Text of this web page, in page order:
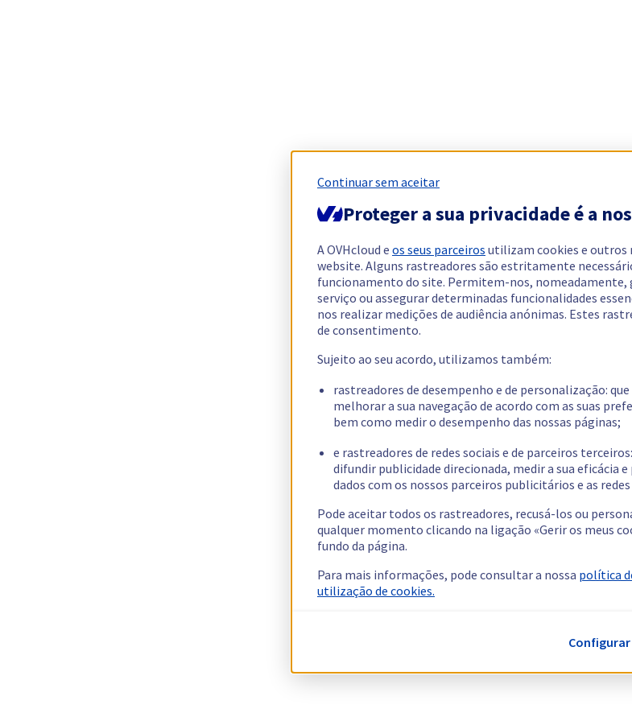
Continuar sem aceitar
Proteger a sua privacidade é a
A OVHcloud e os seus parceiros utilizam cookies e outros
website. Alguns rastreadores são estritamente
funcionamento do site. Permitem-nos, nomeadamente,
serviço ou assegurar determinadas funcionalidades
nos realizar medições de audiência anónimas. Estes
de consentimento.
Sujeito ao seu acordo, utilizamos também:
rastreadores de desempenho e de personalização:
melhorar a sua navegação de acordo com as suas
bem como medir o desempenho das nossas páginas;
e rastreadores de redes sociais e de parceiros
difundir publicidade direcionada, medir a sua eficácia
dados com os nossos parceiros publicitários e as redes
Pode aceitar todos os rastreadores, recusá-los ou
qualquer momento clicando na ligação «Gerir os meus
fundo da página.
Para mais informações, pode consultar a nossa política
utilização de cookies.
Configurar